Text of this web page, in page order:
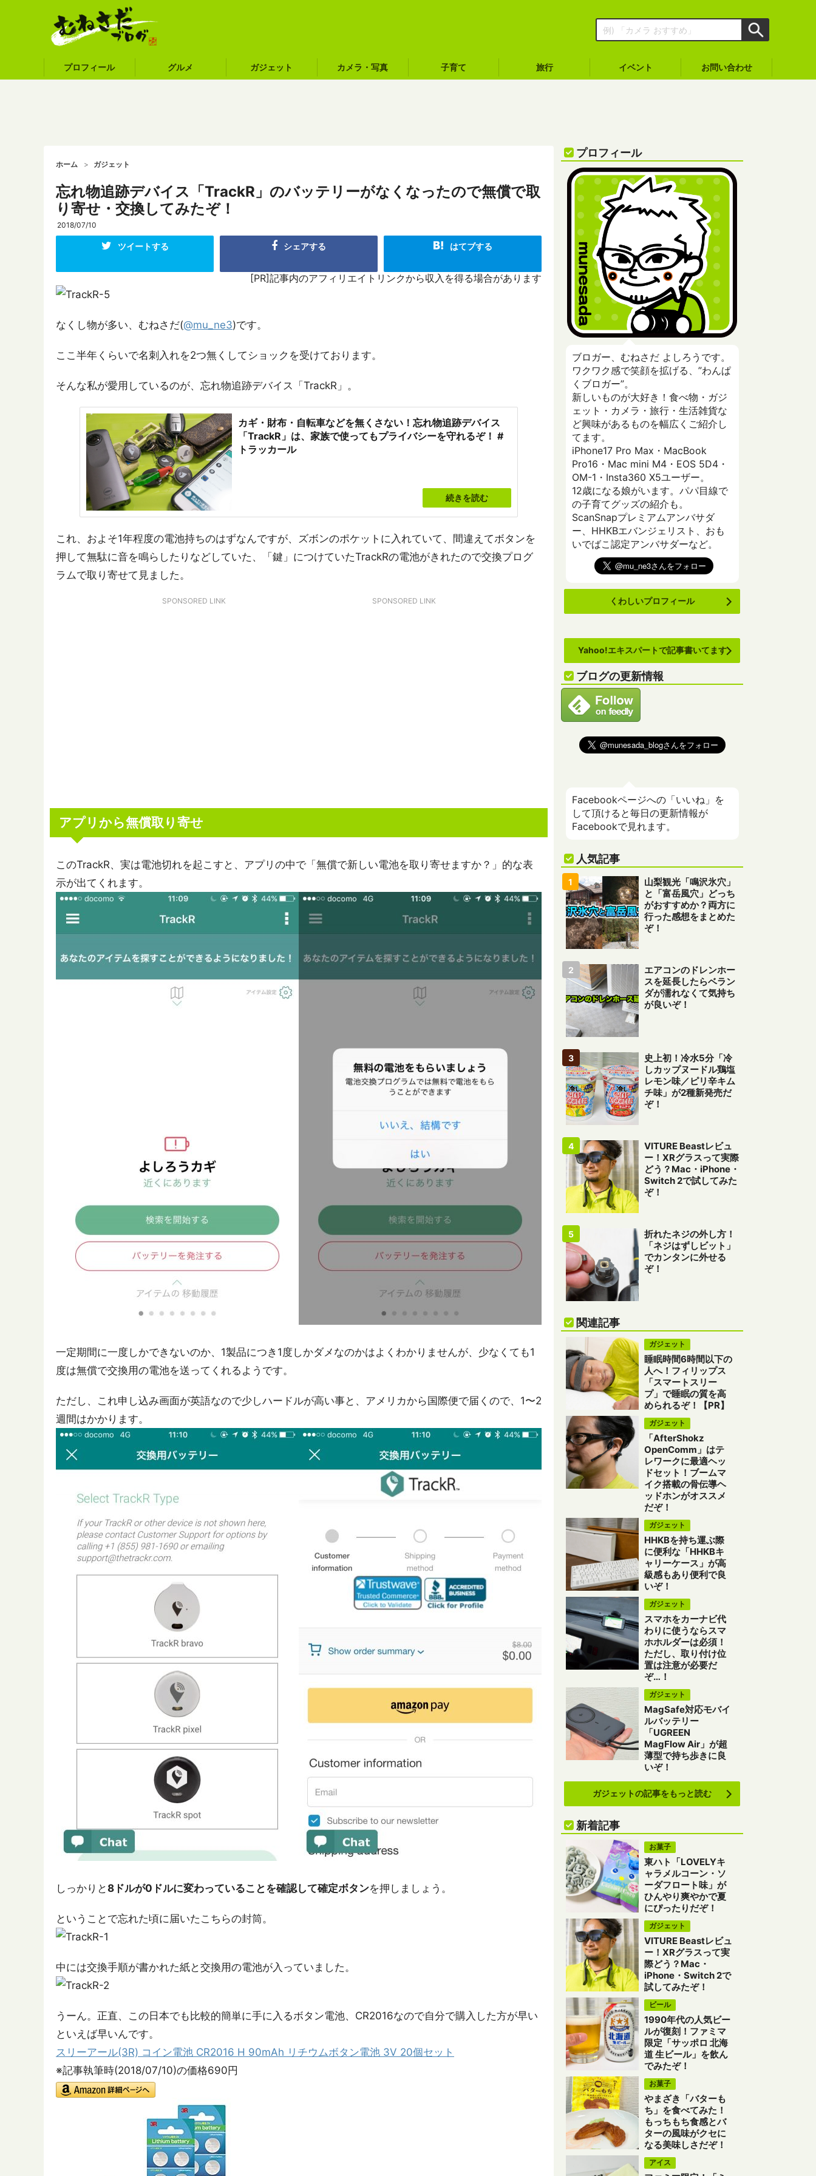
プロフィール グルメ ガジェット カメラ・写真 子育て 旅行 イベント お問い合わせ
ホーム ガジェット
忘れ物追跡デバイス「TrackR」のバッテリーがなくなったので無償で取
り寄せ・交換してみたぞ！
2018/07/10
ツイートする シェアする はてブする
[PR]記事内のアフィリエイトリンクから収入を得る場合があります
なくし物が多い、むねさだ(@mu_ne3)です。
ここ半年くらいで名刺入れを2つ無くしてショックを受けております。
そんな私が愛用しているのが、忘れ物追跡デバイス「TrackR」。
カギ・財布・自転車などを無くさない！忘れ物追跡デバイス
「TrackR」は、家族で使ってもプライバシーを守れるぞ！ #
トラッカール
続きを読む
これ、およそ1年程度の電池持ちのはずなんですが、ズボンのポケットに入れていて、間違えてボタンを
押して無駄に音を鳴らしたりなどしていた、「鍵」につけていたTrackRの電池がきれたので交換プログ
ラムで取り寄せて見ました。
SPONSORED LINK SPONSORED LINK
アプリから無償取り寄せ
このTrackR、実は電池切れを起こすと、アプリの中で「無償で新しい電池を取り寄せますか？」的な表
示が出てくれます。
一定期間に一度しかできないのか、1製品につき1度しかダメなのかはよくわかりませんが、少なくても1
度は無償で交換用の電池を送ってくれるようです。
ただし、これ申し込み画面が英語なので少しハードルが高い事と、アメリカから国際便で届くので、1〜2
週間はかかります。
しっかりと8ドルが0ドルに変わっていることを確認して確定ボタンを押しましょう。
ということで忘れた頃に届いたこちらの封筒。
中には交換手順が書かれた紙と交換用の電池が入っていました。
うーん。正直、この日本でも比較的簡単に手に入るボタン電池、CR2016なので自分で購入した方が早い
といえば早いんです。
スリーアール(3R) コイン電池 CR2016 H 90mAh リチウムボタン電池 3V 20個セット
※記事執筆時(2018/07/10)の価格690円
プロフィール
ブロガー、むねさだ よしろうです。
ワクワク感で笑顔を拡げる、”わんぱ
くブロガー”。
新しいものが大好き！食べ物・ガジ
ェット・カメラ・旅行・生活雑貨な
ど興味があるものを幅広くご紹介し
てます。
iPhone17 Pro Max・MacBook
Pro16・Mac mini M4・EOS 5D4・
OM-1・Insta360 X5ユーザー。
12歳になる娘がいます。パパ目線で
の子育てグッズの紹介も。
ScanSnapプレミアムアンバサダ
ー、HHKBエバンジェリスト、おも
いでばこ認定アンバサダーなど。
くわしいプロフィール
Yahoo!エキスパートで記事書いてます
ブログの更新情報
Facebookページへの「いいね」を
して頂けると毎日の更新情報が
Facebookで見れます。
人気記事
山梨観光「鳴沢氷穴」
と「富岳風穴」どっち
がおすすめか？両方に
行った感想をまとめた
ぞ！
エアコンのドレンホー
スを延長したらベラン
ダが濡れなくて気持ち
が良いぞ！
史上初！冷水5分「冷
しカップヌードル鶏塩
レモン味／ピリ辛キム
チ味」が2種新発売だ
ぞ！
VITURE Beastレビュ
ー！XRグラスって実際
どう？Mac・iPhone・
Switch 2で試してみた
ぞ！
折れたネジの外し方！
「ネジはずしビット」
でカンタンに外せる
ぞ！
関連記事
ガジェット
睡眠時間6時間以下の
人へ！フィリップス
「スマートスリー
プ」で睡眠の質を高
められるぞ！【PR】
ガジェット
「AfterShokz
OpenComm」はテ
レワークに最適ヘッ
ドセット！ブームマ
イク搭載の骨伝導ヘ
ッドホンがオススメ
だぞ！
ガジェット
HHKBを持ち運ぶ際
に便利な「HHKBキ
ャリーケース」が高
級感もあり便利で良
いぞ！
ガジェット
スマホをカーナビ代
わりに使うならスマ
ホホルダーは必須！
ただし、取り付け位
置は注意が必要だ
ぞ…！
ガジェット
MagSafe対応モバイ
ルバッテリー
「UGREEN
MagFlow Air」が超
薄型で持ち歩きに良
いぞ！
ガジェットの記事をもっと読む
新着記事
お菓子
東ハト「LOVELYキ
ャラメルコーン・ソ
ーダフロート味」が
ひんやり爽やかで夏
にぴったりだぞ！
ガジェット
VITURE Beastレビュ
ー！XRグラスって実
際どう？Mac・
iPhone・Switch 2で
試してみたぞ！
ビール
1990年代の人気ビー
ルが復刻！ファミマ
限定「サッポロ 北海
道 生ビール」を飲ん
でみたぞ！
お菓子
やまざき「バターも
ち」を食べてみた！
もっちもち食感とバ
ターの風味がクセに
なる美味しさだぞ！
アイス